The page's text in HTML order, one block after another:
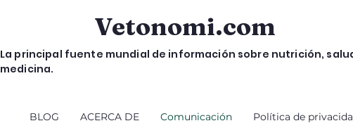
Vetonomi.com
La principal fuente mundial de información sobre nutrición,
medicina.
BLOG ACERCA DE Comunicación Política de